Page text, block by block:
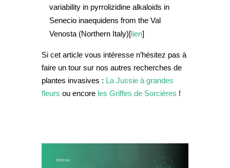
variability in pyrrolizidine alkaloids in
Senecio inaequidens from the Val
Venosta (Northern Italy)[lien]
Si cet article vous intéresse n’hésitez pas à
faire un tour sur nos autres recherches de
plantes invasives : La Jussie à grandes
fleurs ou encore les Griffes de Sorcières !